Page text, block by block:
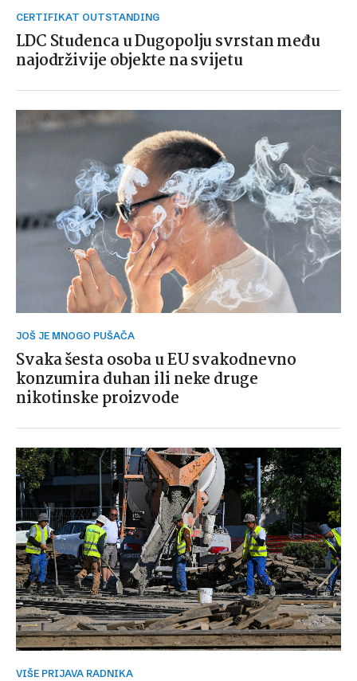
CERTIFIKAT OUTSTANDING
LDC Studenca u Dugopolju svrstan među
najodrživije objekte na svijetu
JOŠ JE MNOGO PUŠAČA
Svaka šesta osoba u EU svakodnevno
konzumira duhan ili neke druge
nikotinske proizvode
VIŠE PRIJAVA RADNIKA